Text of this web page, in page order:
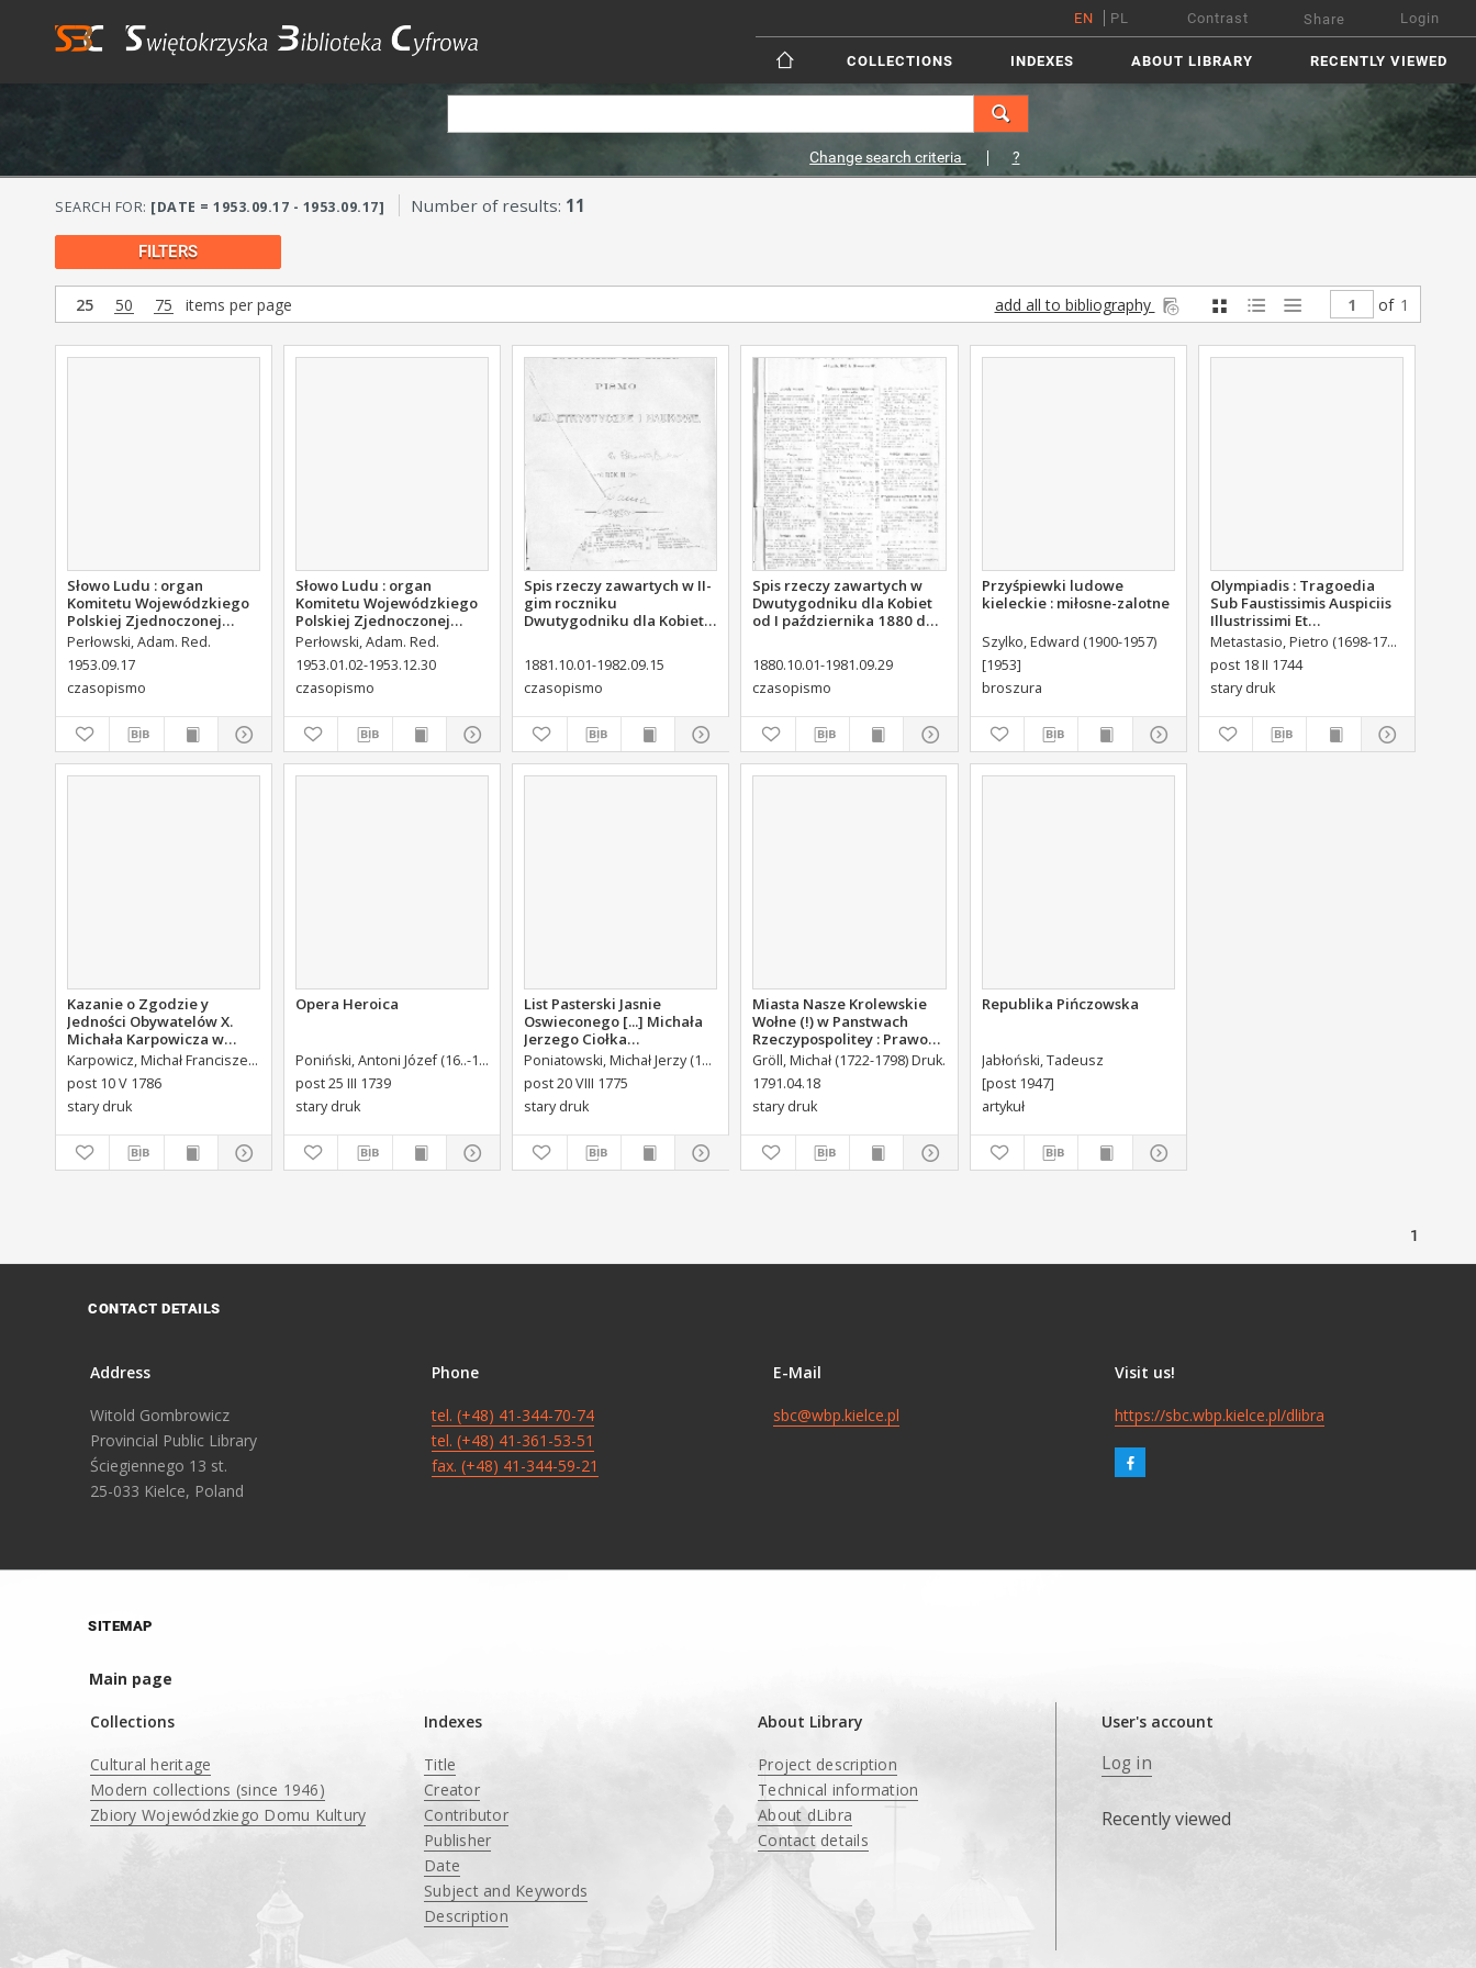
EN PL Contrast Share Login
COLLECTIONS INDEXES ABOUT LIBRARY RECENTLY VIEWED
Change search criteria ?
SEARCH FOR: [DATE = 1953.09.17 - 1953.09.17] Number of results: 11
FILTERS
25 50 75 items per page add all to bibliography of 1
Słowo Ludu : organ
Komitetu Wojewódzkiego
Polskiej Zjednoczonej
Partii Robotniczej, 1953,
R.5, nr 222
Perłowski, Adam. Red.
1953.09.17
czasopismo
Słowo Ludu : organ
Komitetu Wojewódzkiego
Polskiej Zjednoczonej
Partii Robotniczej, 1953,
R.5, nr 158
Perłowski, Adam. Red.
1953.01.02-1953.12.30
czasopismo
Spis rzeczy zawartych w II-
gim roczniku
Dwutygodniku dla Kobiet
15. września 1882
1881.10.01-1982.09.15
czasopismo
Spis rzeczy zawartych w
Dwutygodniku dla Kobiet
od I października 1880 do
1880.10.01-1981.09.29
czasopismo
Przyśpiewki ludowe
kieleckie : miłosne-zalotne
Szylko, Edward (1900-1957)
[1953]
broszura
Olympiadis : Tragoedia
Sub Faustissimis Auspiciis
Illustrissimi Et
Eccellentissimi Comitis De
Brühl Liberi Baronis de
Forste & de Pfoerthen [...]
Metastasio, Pietro (1698-1782)
post 18 II 1744
stary druk
Kazanie o Zgodzie y
Jedności Obywatelów X.
Michała Karpowicza w
Uroczystosc Imienin [...]
Stanisława Augusta Krola
Miane [...].
Karpowicz, Michał Franciszek (1744-1803)
post 10 V 1786
stary druk
Opera Heroica
Poniński, Antoni Józef (16..-1742). Królikiewicz, Jan Maksymilian. Wyd. August III Sas (król Polski ; 1696-1763). Adr. ded. Konarski, Stanisław (1700-1773).
post 25 III 1739
stary druk
List Pasterski Jasnie
Oswieconego [...] Michała
Jerzego Ciołka
Poniatowskiego Biskupa
Płockiego Xiązęcia
Pułtuskiego [...] Do Oboyga
Stanu Tak Duchownego,
Swoiey Roku Panskiego
1775 [...] Wydany.
Poniatowski, Michał Jerzy (1736-1794)
post 20 VIII 1775
stary druk
Miasta Nasze Krolewskie
Wołne (!) w Panstwach
Rzeczypospolitey : Prawo
uchwalone Dnia 18.
kwietnia 1791.
Gröll, Michał (1722-1798) Druk.
1791.04.18
stary druk
Republika Pińczowska
Jabłoński, Tadeusz
[post 1947]
artykuł
1
CONTACT DETAILS
Address
Witold Gombrowicz
Provincial Public Library
Ściegiennego 13 st.
25-033 Kielce, Poland
Phone
tel. (+48) 41-344-70-74
tel. (+48) 41-361-53-51
fax. (+48) 41-344-59-21
E-Mail
sbc@wbp.kielce.pl
Visit us!
https://sbc.wbp.kielce.pl/dlibra
SITEMAP
Main page
Collections
Cultural heritage
Modern collections (since 1946)
Zbiory Wojewódzkiego Domu Kultury
Indexes
Title
Creator
Contributor
Publisher
Date
Subject and Keywords
Description
About Library
Project description
Technical information
About dLibra
Contact details
User's account
Log in
Recently viewed